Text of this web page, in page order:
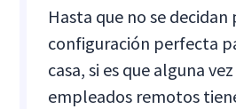
Hasta que no se decidan
configuración perfecta
casa, si es que alguna
empleados remotos